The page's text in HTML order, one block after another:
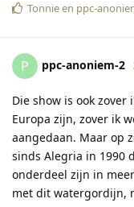
Tonnieen ppc-
P ppc-anoniem-2
Die show is ook
Europa zijn, zover ik
aangedaan. Maar op
sinds Alegria in 1990
onderdeel zijn in
met dit watergordijn,